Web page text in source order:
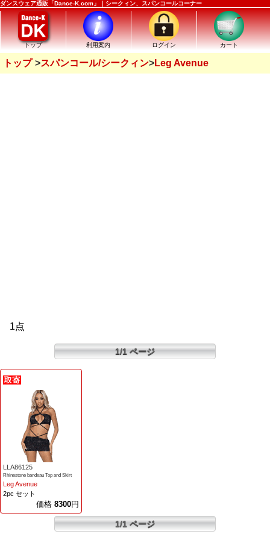
ダンスウェア通販「Dance-K.com」｜シークィン、スパンコールコーナー
トップ 利用案内 ログイン カート
トップ スパンコール/シークィン Leg Avenue
1点
1/1 ページ
LLA86125
Rhinestone bandeau Top and Skirt
Leg Avenue
2pc セット
価格 8300円
1/1 ページ